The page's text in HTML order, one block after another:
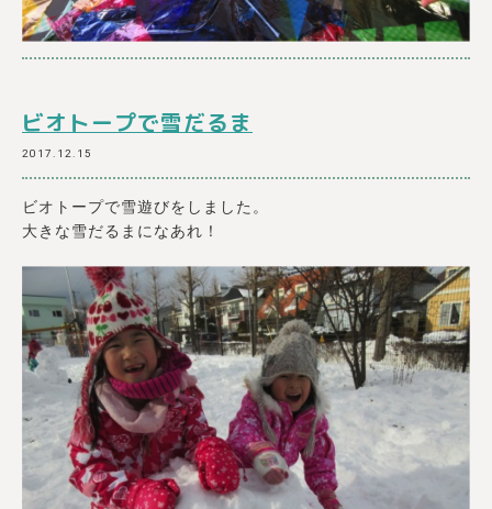
ビオトープで雪だるま
2017.12.15
ビオトープで雪遊びをしました。
大きな雪だるまになあれ！